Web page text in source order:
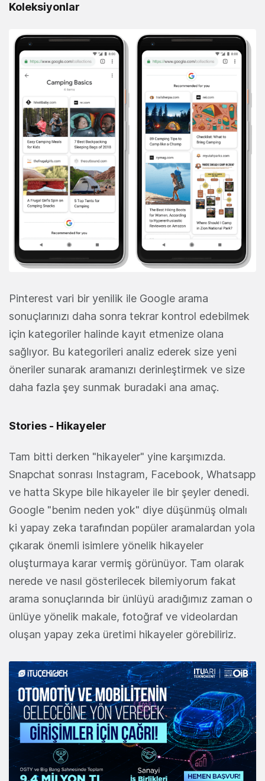
Koleksiyonlar
Pinterest vari bir yenilik ile Google arama
sonuçlarınızı daha sonra tekrar kontrol edebilmek
için kategoriler halinde kayıt etmenize olana
sağlıyor. Bu kategorileri analiz ederek size yeni
öneriler sunarak aramanızı derinleştirmek ve size
daha fazla şey sunmak buradaki ana amaç.
Stories - Hikayeler
Tam bitti derken "hikayeler" yine karşımızda.
Snapchat sonrası Instagram, Facebook, Whatsapp
ve hatta Skype bile hikayeler ile bir şeyler denedi.
Google "benim neden yok" diye düşünmüş olmalı
ki yapay zeka tarafından popüler aramalardan yola
çıkarak önemli isimlere yönelik hikayeler
oluşturmaya karar vermiş görünüyor. Tam olarak
nerede ve nasıl gösterilecek bilemiyorum fakat
arama sonuçlarında bir ünlüyü aradığımız zaman o
ünlüye yönelik makale, fotoğraf ve videolardan
oluşan yapay zeka üretimi hikayeler görebiliriz.